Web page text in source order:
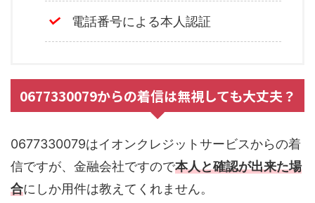
電話番号による本人認証
0677330079からの着信は無視しても大丈夫？
0677330079はイオンクレジットサービスからの着
信ですが、金融会社ですので本人と確認が出来た場
合にしか用件は教えてくれません。